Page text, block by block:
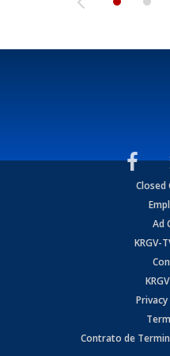
Closed
Ad
KRGV-
Contrato de